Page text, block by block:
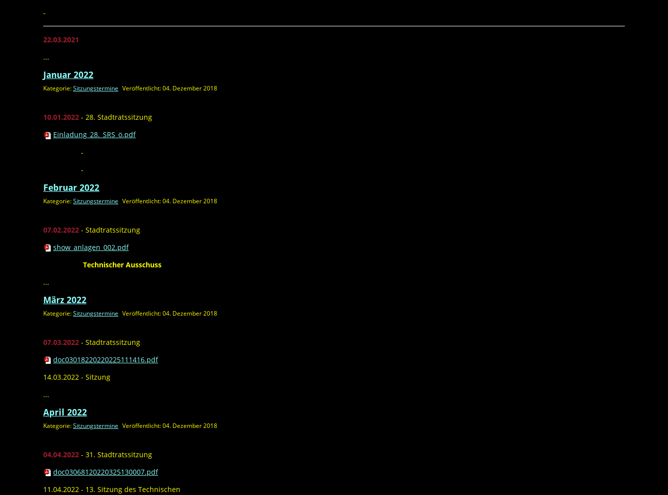
-
22.03.2021
...
Januar 2022
Kategorie:Sitzungstermine Veröffentlicht: 04. Dezember 2018
10.01.2022 - 28. Stadtratssitzung
Einladung_28._SRS_ö.pdf
-
-
Februar 2022
Kategorie:Sitzungstermine Veröffentlicht: 04. Dezember 2018
07.02.2022 - Stadtratssitzung
show_anlagen_002.pdf
Technischer Ausschuss
...
März 2022
Kategorie:Sitzungstermine Veröffentlicht: 04. Dezember 2018
07.03.2022 - Stadtratssitzung
doc03018220220225111416.pdf
14.03.2022 - Sitzung
...
April 2022
Kategorie:Sitzungstermine Veröffentlicht: 04. Dezember 2018
04.04.2022 - 31. Stadtratssitzung
doc03068120220325130007.pdf
11.04.2022 - 13. Sitzung des Technischen